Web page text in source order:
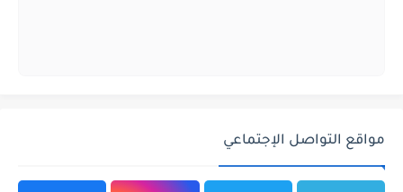
مواقع التواصل الإجتماعي